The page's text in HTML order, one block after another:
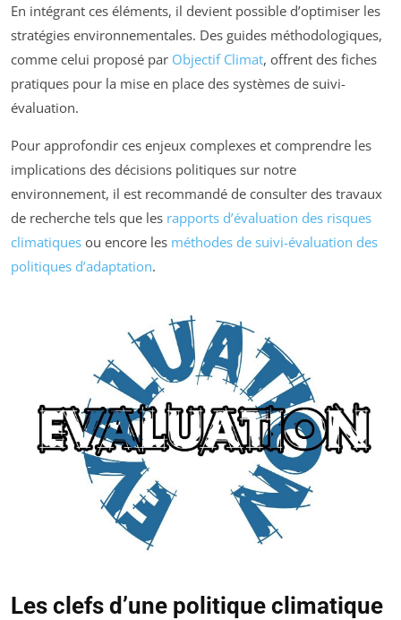
En intégrant ces éléments, il devient possible d’optimiser les
stratégies environnementales. Des guides méthodologiques,
comme celui proposé par Objectif Climat, offrent des fiches
pratiques pour la mise en place des systèmes de suivi-
évaluation.
Pour approfondir ces enjeux complexes et comprendre les
implications des décisions politiques sur notre
environnement, il est recommandé de consulter des travaux
de recherche tels que les rapports d’évaluation des risques
climatiques ou encore les méthodes de suivi-évaluation des
politiques d’adaptation.
Les clefs d’une politique climatique